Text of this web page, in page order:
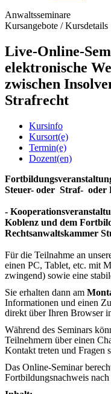
Anwaltsseminare
Kursangebote /Kursdetails
Live-Online-
elektronische
zwischen
Strafrecht
Kursinfo
Kursort(e)
Termin(e)
Dozent(en)
Steuer- oder Straf- oder
-
Koblenz und dem
Rechtsanwaltskammer
Für die Teilnahme an
einen PC, Tablet, etc. mit
zwingend) sowie eine
Sie erhalten dann am
Informationen und einen
direkt über Ihren Browser
Während des Seminars
Teilnehmern über einen
Kontakt treten und Fragen
Das Online-Seminar
Fortbildungsnachweis